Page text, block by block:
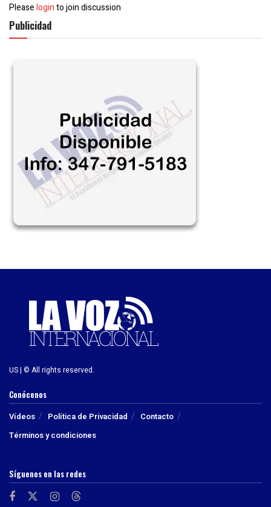
Pleaseloginto join discussion
Publicidad
US | © All rights reserved.
Conócenos
Vídeos Política de Privacidad
Contacto
Términos y condiciones
Síguenos en las redes